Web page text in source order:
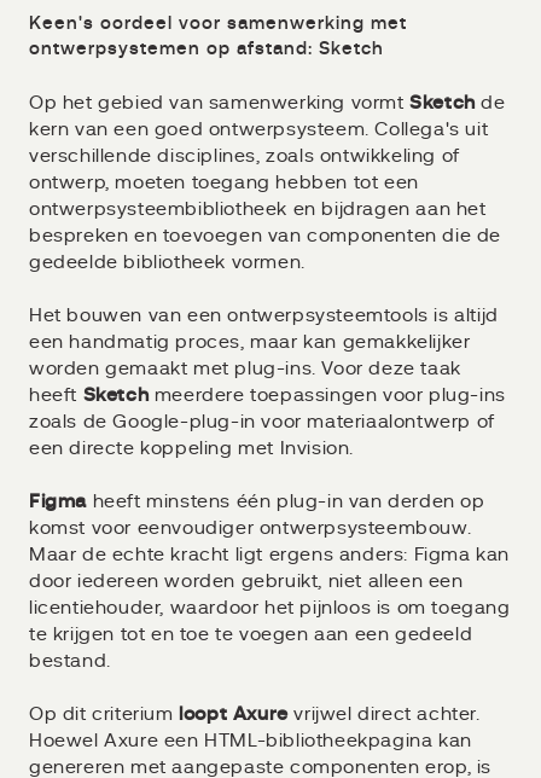
Keen's oordeel voor samenwerking met
ontwerpsystemen op afstand: Sketch
Op het gebied van samenwerking vormtSketchde
kern van een goed ontwerpsysteem. Collega's uit
verschillende disciplines, zoals ontwikkeling of
ontwerp, moeten toegang hebben tot een
ontwerpsysteembibliotheek en bijdragen aan het
bespreken en toevoegen van componenten die de
gedeelde bibliotheek vormen.
Het bouwen van een ontwerpsysteemtools is altijd
een handmatig proces, maar kan gemakkelijker
worden gemaakt met plug-ins. Voor deze taak
heeft Sketchmeerdere toepassingen voor plug-ins
zoals de Google-plug-in voor materiaalontwerp of
een directe koppeling met Invision.
Figma heeft minstens één plug-in van derden op
komst voor eenvoudiger ontwerpsysteembouw.
Maar de echte kracht ligt ergens anders: Figma kan
door iedereen worden gebruikt, niet alleen een
licentiehouder, waardoor het pijnloos is om toegang
te krijgen tot en toe te voegen aan een gedeeld
bestand.
Op dit criterium loopt Axurevrijwel direct achter.
Hoewel Axure een HTML-bibliotheekpagina kan
genereren met aangepaste componenten erop, is